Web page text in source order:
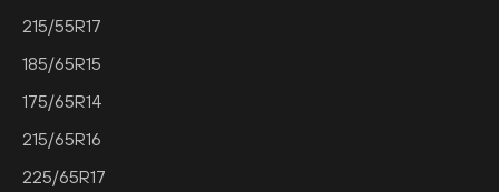
215/55R17
185/65R15
175/65R14
215/65R16
225/65R17